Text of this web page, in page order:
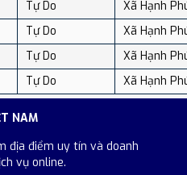
Tự Do
Xã Hạnh
Tự Do
Xã Hạnh
Tự Do
Xã Hạnh
Tự Do Xã Hạnh
NAM
địa điểm uy tín và doanh
vụ online.